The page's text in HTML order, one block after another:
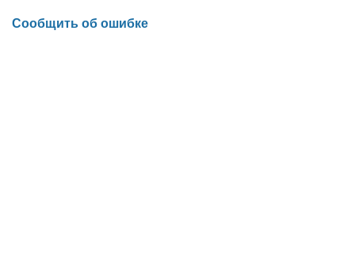
Сообщить об ошибке